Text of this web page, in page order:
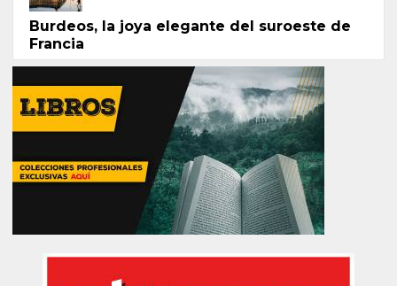
Burdeos, la joya elegante del suroeste de
Francia